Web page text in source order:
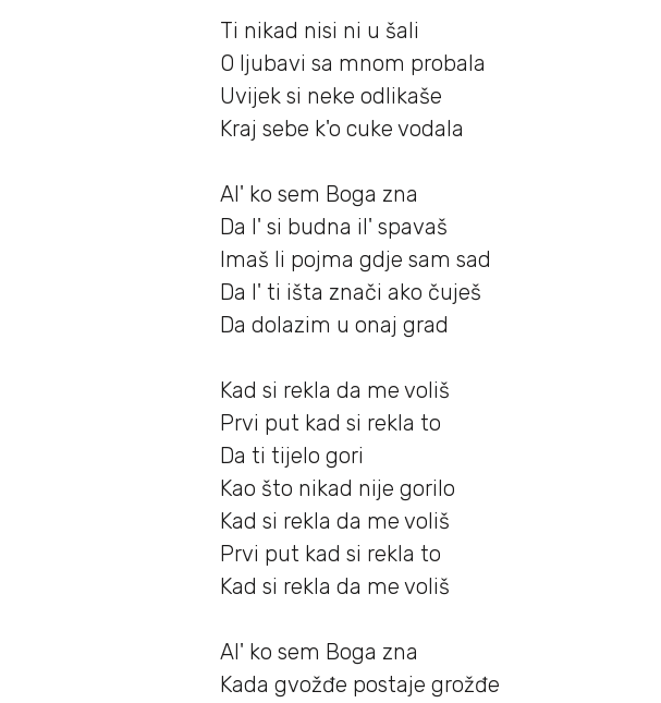
Ti nikad nisi ni u šali
O ljubavi sa mnom probala
Uvijek si neke odlikaše
Kraj sebe k'o cuke vodala
Al' ko sem Boga zna
Da l' si budna il' spavaš
Imaš li pojma gdje sam sad
Da l' ti išta znači ako čuješ
Da dolazim u onaj grad
Kad si rekla da me voliš
Prvi put kad si rekla to
Da ti tijelo gori
Kao što nikad nije gorilo
Kad si rekla da me voliš
Prvi put kad si rekla to
Kad si rekla da me voliš
Al' ko sem Boga zna
Kada gvožđe postaje grožđe